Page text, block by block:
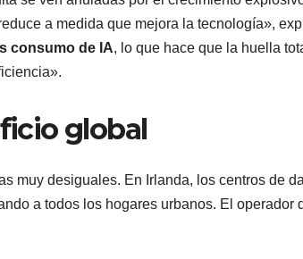
a medida que mejora la tecnología»,
consumo de IA, lo que hace que la huella
global
muy desiguales. En Irlanda, los centros de
a todos los hogares urbanos. El operador